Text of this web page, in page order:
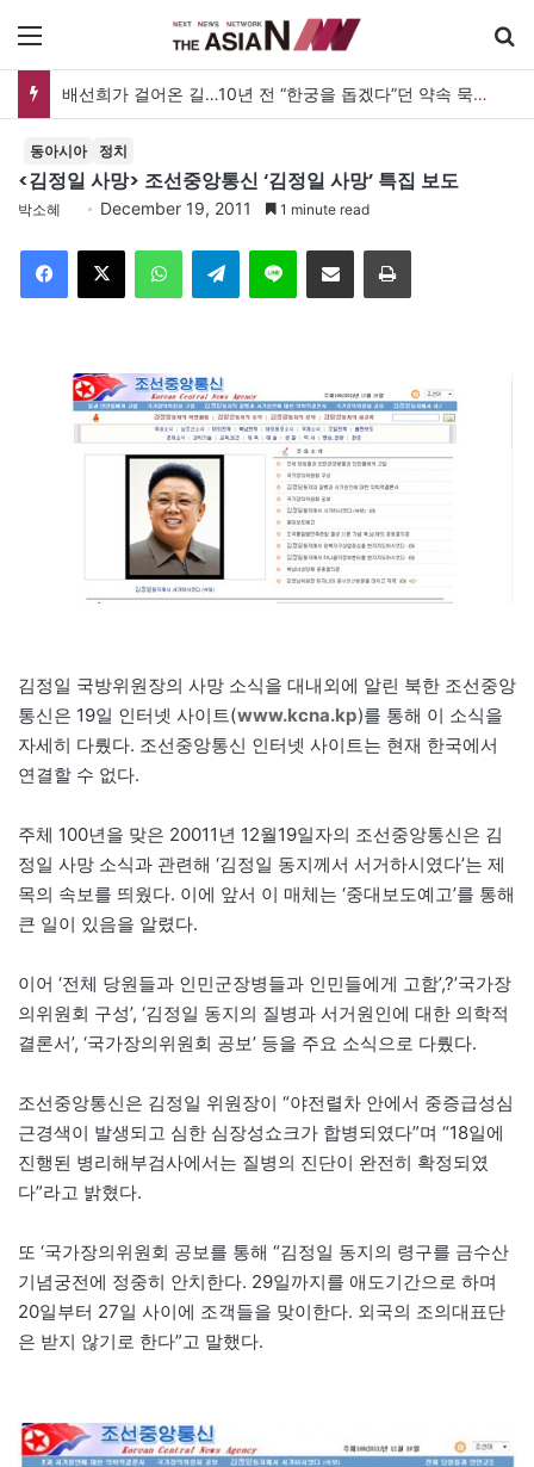
배선희가 걸어온 길…10년 전 “한궁을 돕겠다”던 약속 묵묵히 실천
동아시아 정치
<김정일 사망> 조선중앙통신 ‘김정일 사망’ 특집 보도
박소혜 December 19, 2011 1 minute read
Telegram 이메일
김정일 국방위원장의 사망 소식을 대내외에 알린 북한 조선중앙
통신은 19일 인터넷 사이트(www.kcna.kp)를 통해 이 소식을
자세히 다뤘다. 조선중앙통신 인터넷 사이트는 현재 한국에서
연결할 수 없다.
주체 100년을 맞은 20011년 12월19일자의 조선중앙통신은 김
정일 사망 소식과 관련해 ‘김정일 동지께서 서거하시였다’는 제
목의 속보를 띄웠다. 이에 앞서 이 매체는 ‘중대보도예고’를 통해
큰 일이 있음을 알렸다.
이어 ‘전체 당원들과 인민군장병들과 인민들에게 고함’,?’국가장
의위원회 구성’, ‘김정일 동지의 질병과 서거원인에 대한 의학적
결론서’, ‘국가장의위원회 공보’ 등을 주요 소식으로 다뤘다.
조선중앙통신은 김정일 위원장이 “야전렬차 안에서 중증급성심
근경색이 발생되고 심한 심장성쇼크가 합병되였다”며 “18일에
진행된 병리해부검사에서는 질병의 진단이 완전히 확정되였
다”라고 밝혔다.
또 ‘국가장의위원회 공보를 통해 “김정일 동지의 령구를 금수산
기념궁전에 정중히 안치한다. 29일까지를 애도기간으로 하며
20일부터 27일 사이에 조객들을 맞이한다. 외국의 조의대표단
은 받지 않기로 한다”고 말했다.